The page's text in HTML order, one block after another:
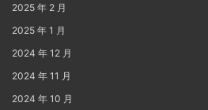
2025 年 2 月
2025 年 1 月
2024 年 12 月
2024 年 11 月
2024 年 10 月